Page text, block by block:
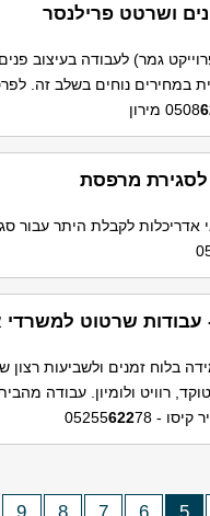
ושרטט פרילנסר
גמר) לעבודה בעיצוב
במחירים נוחים בשלב זה.
לסגירת מרפסת
לקבלת היתר עבור
עבודות שרטוט למשרדי
בלוח זמנים ולשביעות רצון
רוויט ולומיון. עבודה
- 05255
62278